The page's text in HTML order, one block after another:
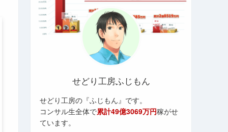
せどり工房ふじもん
せどり工房の『ふじもん』です。
コンサル生全体で累計49億3069万円稼がせ
ています。